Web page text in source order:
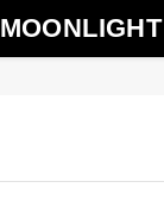
MOONLIGHT